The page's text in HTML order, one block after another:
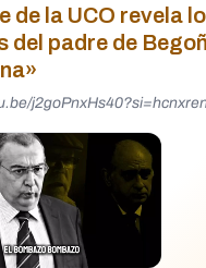
de la UCO revela
del padre de